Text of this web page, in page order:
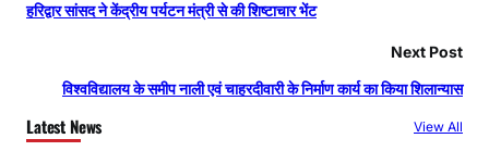
हरिद्वार सांसद ने केंद्रीय पर्यटन मंत्री से की शिष्टाचार भेंट
Next Post
विश्वविद्यालय के समीप नाली एवं चाहरदीवारी के निर्माण कार्य का किया शिलान्यास
Latest News View All